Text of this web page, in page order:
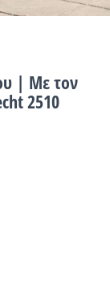
| Με τον
2510